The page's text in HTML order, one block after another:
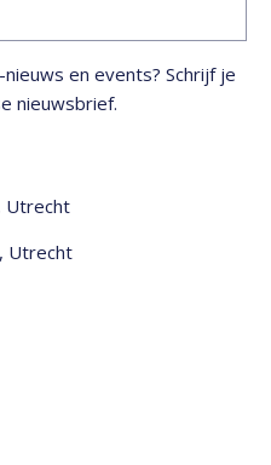
en events? Schrijf je
nieuwsbrief.
Utrecht
Utrecht